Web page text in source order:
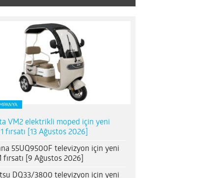
VM2 elektrikli moped için yeni
fırsatı [13 Ağustos 2026]
55UQ9500F televizyon için yeni
fırsatı [9 Ağustos 2026]
DQ33/3800 televizyon için yeni